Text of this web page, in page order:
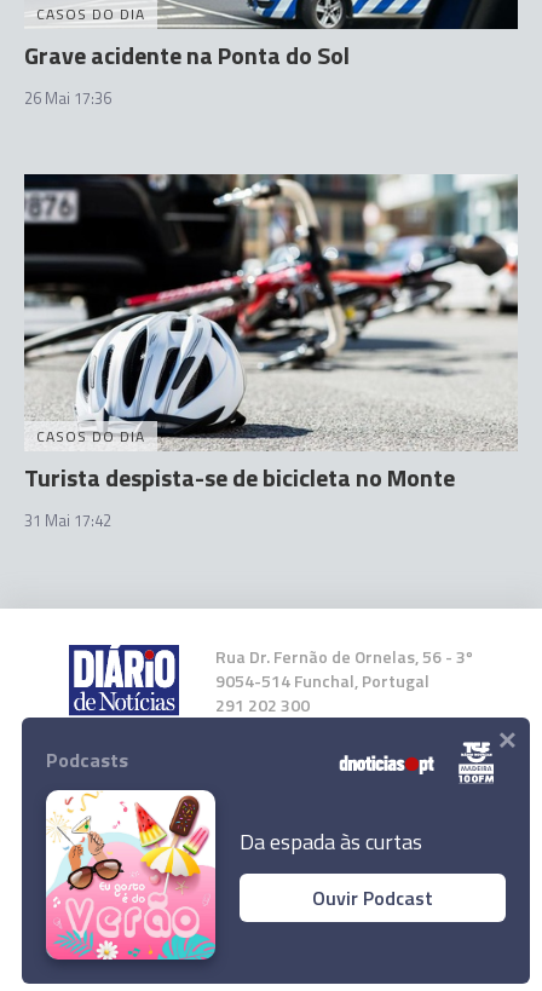
Motociclista ferido em despiste no Caniço
Ler Artigo
CASOS DO DIA
Grave acidente na Ponta do Sol
26 Mai 17:36
CASOS DO DIA
Turista despista-se de bicicleta no Monte
31 Mai 17:42
Rua Dr. Fernão de Ornelas, 56 - 3º
9054-514 Funchal, Portugal
291 202 300
Instale a nossa App
© 2024 Empresa Diário de Notícias, Lda.
Todos os direitos reservados.
Podcasts
Da espada às curtas
Ouvir Podcast
×